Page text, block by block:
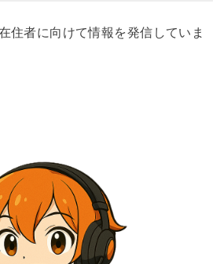
住者に向けて情報を発信していま